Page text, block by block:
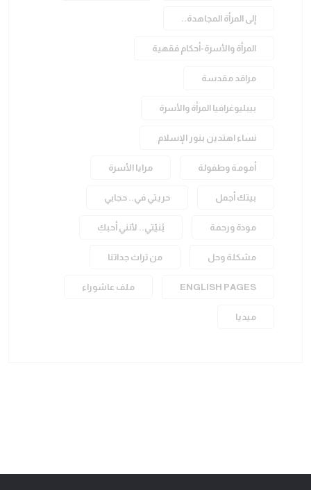
إلى المرأة المجاهدة..
المرأة والأسرة-أحكام فقهية
مراقد مقدسة
بيبليوغرافيا المرأة والأسرة
نساء اهتدين بنور الإسلام
أمومة وطفولة مرايا الأسرة
بيتك أجمل حريتي في.. حجابي
مودة ورحمة بُنيّتي.. لأنني أحبكِ
مشكلة وحل من تراث جداتنا
ENGLISH PAGES ملف عاشوراء
ميديا